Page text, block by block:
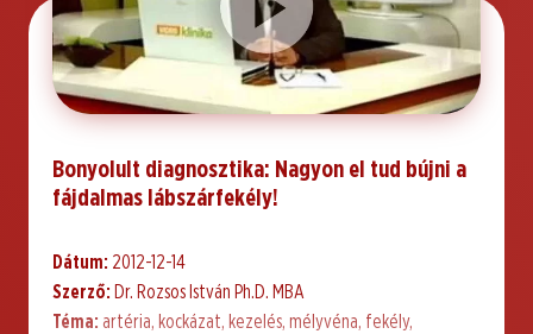
Bonyolult diagnosztika: Nagyon el tud bújni a
fájdalmas lábszárfekély!
Dátum: 2012-12-14
Szerző: Dr. Rozsos István Ph.D. MBA
Téma: artéria, kockázat, kezelés, mélyvéna, fekély,